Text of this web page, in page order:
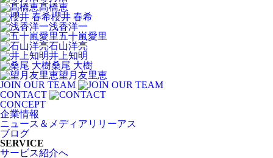
髙橋恵
櫻井 春希
浅香洋一
五十嵐愛里
石山洋亮
井上知明
桑尾 大樹
望月友里恵
JOIN OUR TEAM
CONTACT
CONCEPT
企業情報
ニュース＆メディアリリーアス
ブログ
SERVICE
サービス紹介へ